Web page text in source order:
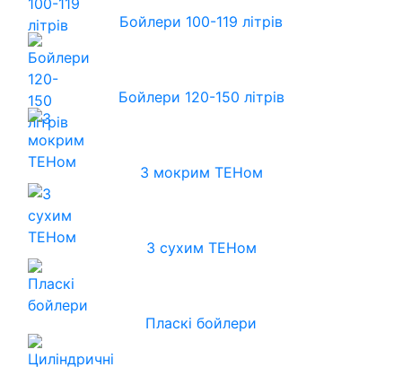
Бойлери 100-119 літрів
Бойлери 120-150 літрів
З мокрим ТЕНом
З сухим ТЕНом
Пласкі бойлери